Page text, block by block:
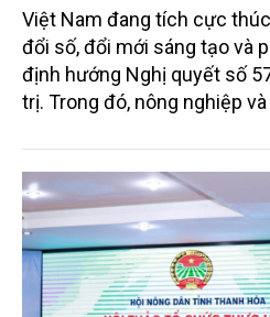
Việt Nam đang tích cực
đổi số, đổi mới sáng tạo và
định hướng Nghị quyết số
trị. Trong đó, nông nghiệp
sắc bởi các tiến bộ công
toàn cầu, đặc biệt là mục
bằng 0 (Net-Zero) vào năm